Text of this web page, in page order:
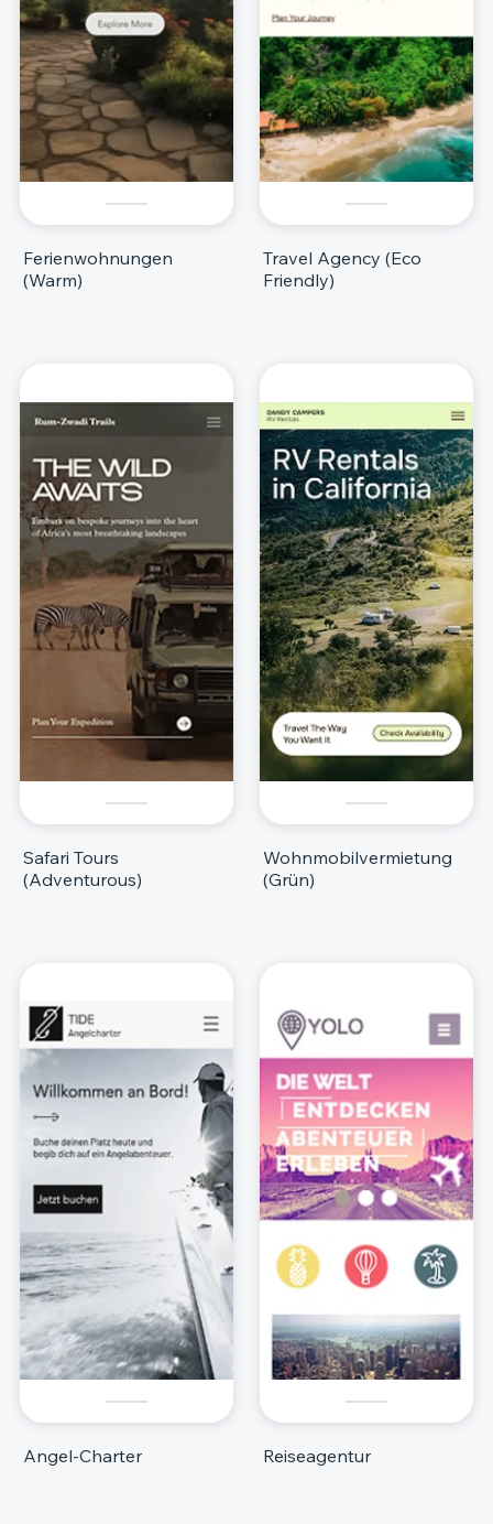
Ferienwohnungen
(Warm)
Travel Agency (Eco
Friendly)
Safari Tours
(Adventurous)
Wohnmobilvermietung
(Grün)
Angel-Charter Reiseagentur